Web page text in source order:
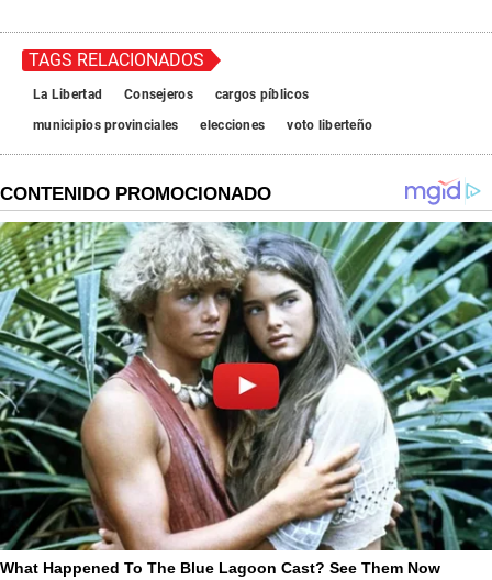
TAGS RELACIONADOS
La Libertad Consejeros
cargos píblicos
municipios provinciales
elecciones voto liberteño